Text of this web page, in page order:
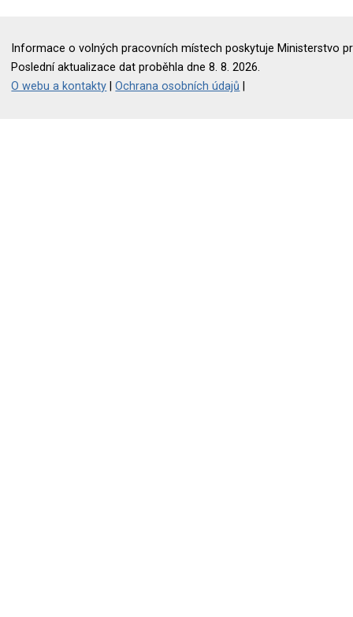
Informace o volných pracovních místech poskytuje Ministerstvo
Poslední aktualizace dat proběhla dne 8. 8. 2026.
O webu a kontakty |Ochrana osobních údajů